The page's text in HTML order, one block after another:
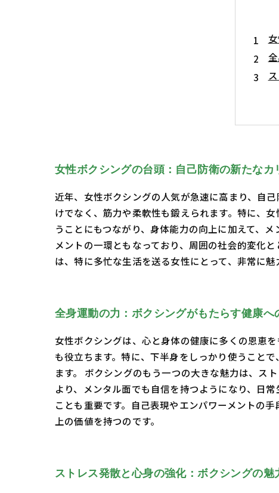
女性ボクシングの台頭：自己防衛の新たなカ
近年、女性ボクシングの人気が急速に高まり、自
けでなく、筋力や柔軟性も鍛えられます。特に、
うことにもつながり、身体能力の向上に加えて、
メントの一環ともなっており、周囲の社会的変化
は、特に多忙な生活を送る女性にとって、非常に魅
全身運動の力：ボクシングがもたらす健康へ
女性ボクシングは、心と身体の健康に多くの恩恵
も役立ちます。特に、下半身をしっかり使うこと
ます。 ボクシングのもう一つの大きな魅力は、ス
より、メンタル面でも自信を持つようになり、日
ことも重要です。自己表現やエンパワーメントの
上の価値を持つのです。
ストレス発散と心身の強化：ボクシングの魅